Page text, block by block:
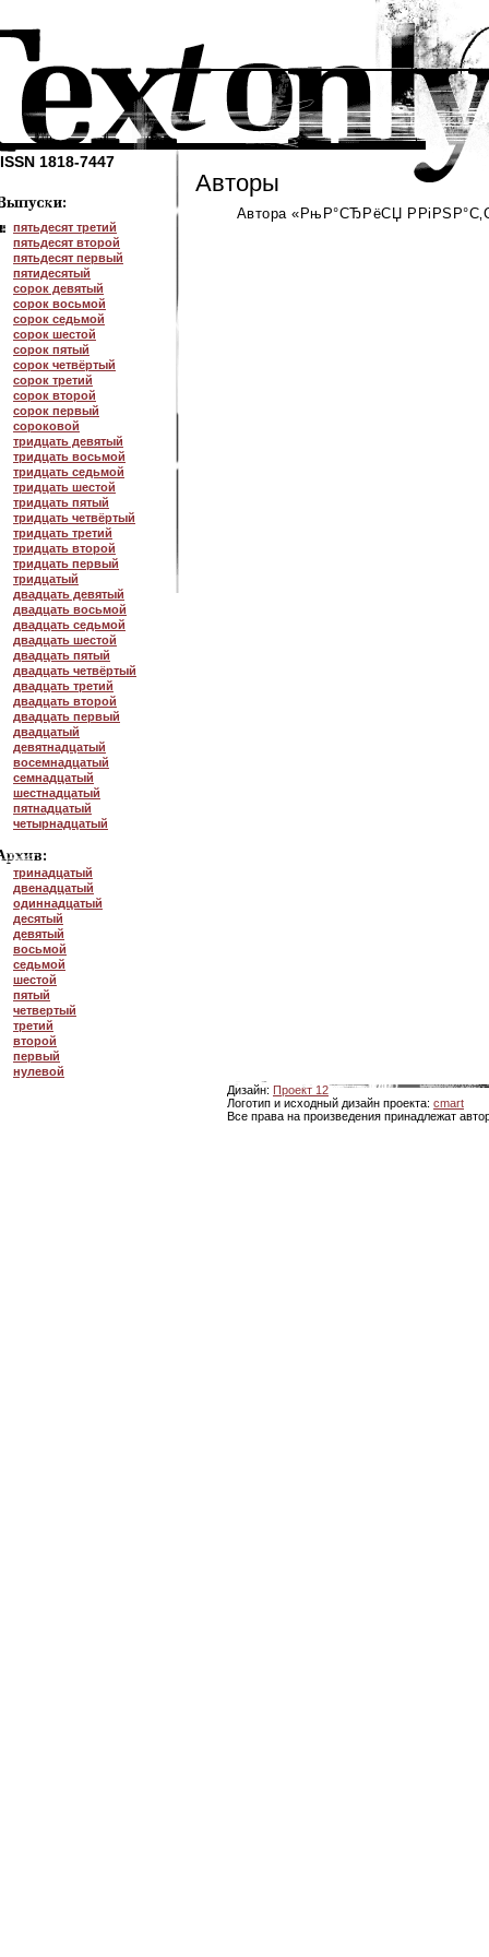
ISSN 1818-7447
пятьдесят третий
пятьдесят второй
пятьдесят первый
пятидесятый
сорок девятый
сорок восьмой
сорок седьмой
сорок шестой
сорок пятый
сорок четвёртый
сорок третий
сорок второй
сорок первый
сороковой
тридцать девятый
тридцать восьмой
тридцать седьмой
тридцать шестой
тридцать пятый
тридцать четвёртый
тридцать третий
тридцать второй
тридцать первый
тридцатый
двадцать девятый
двадцать восьмой
двадцать седьмой
двадцать шестой
двадцать пятый
двадцать четвёртый
двадцать третий
двадцать второй
двадцать первый
двадцатый
девятнадцатый
восемнадцатый
семнадцатый
шестнадцатый
пятнадцатый
четырнадцатый
тринадцатый
двенадцатый
одиннадцатый
десятый
девятый
восьмой
седьмой
шестой
пятый
четвертый
третий
второй
первый
нулевой
Авторы
Автора «РњР°СЂРёСЏ
Дизайн: Проект 12
Логотип и исходный дизайн проекта: cmart
Все права на произведения принадлежат